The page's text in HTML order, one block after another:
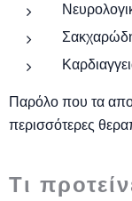
Παρόλο που τα
περισσότερες
Τι